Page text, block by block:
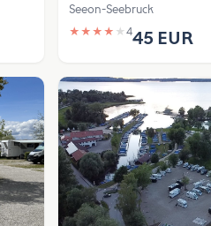
Seeon-Seebruck
★ ★ ★ ★ ★ 445 EUR